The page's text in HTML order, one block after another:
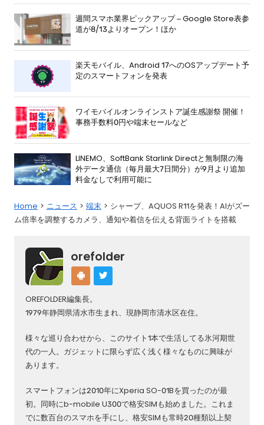
週間スマホ業界ピックアップ – Google Store表参
道が8/13よりオープン！ほか
楽天モバイル、Android 17へのOSアップデート予
定のスマートフォンを発表
ワイモバイルオンラインストア誕生感謝祭 開催！
事務手数料0円や端末セールなど
LINEMO、SoftBank Starlink Directと無制限の海
外データ通信（毎月最大7日間分）が9月より追加
料金なしで利用可能に
Home ニュース 端末
シャープ、AQUOS R11を発表！AIがズー
ム倍率を調整するカメラ、通知や着信を伝える背面ライトを搭載
orefolder
OREFOLDER編集長。
1979年静岡県清水市生まれ、現静岡市清水区在住。
様々な巡り合わせから、このサイト1本で生活してる氷河期世
代の一人。ガジェットに限らず広く浅く様々なものに興味が
あります。
スマートフォンは2010年にXperia SO-01Bを買ったのが最
初。同時にb-mobile U300で格安SIMも始めました。これま
でに数百台のスマホを手にし、格安SIMも常時20種類以上契